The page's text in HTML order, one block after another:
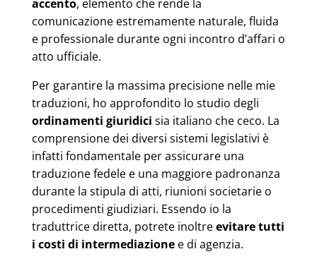
accento, elemento che rende la
comunicazione estremamente naturale, fluida
e professionale durante ogni incontro d’affari o
atto ufficiale.
Per garantire la massima precisione nelle mie
traduzioni, ho approfondito lo studio degli
ordinamenti giuridici sia italiano che ceco. La
comprensione dei diversi sistemi legislativi è
infatti fondamentale per assicurare una
traduzione fedele e una maggiore padronanza
durante la stipula di atti, riunioni societarie o
procedimenti giudiziari. Essendo io la
traduttrice diretta, potrete inoltreevitare tutti
i costi di intermediazionee di agenzia.